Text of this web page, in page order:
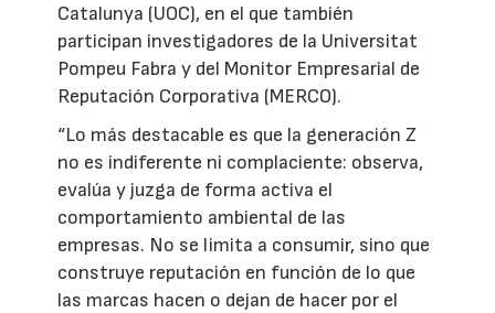
Catalunya (UOC), en el que también
participan investigadores de la Universitat
Pompeu Fabra y del Monitor Empresarial de
Reputación Corporativa (MERCO).
“Lo más destacable es que la generación Z
no es indiferente ni complaciente: observa,
evalúa y juzga de forma activa el
comportamiento ambiental de las
empresas. No se limita a consumir, sino que
construye reputación en función de lo que
las marcas hacen o dejan de hacer por el